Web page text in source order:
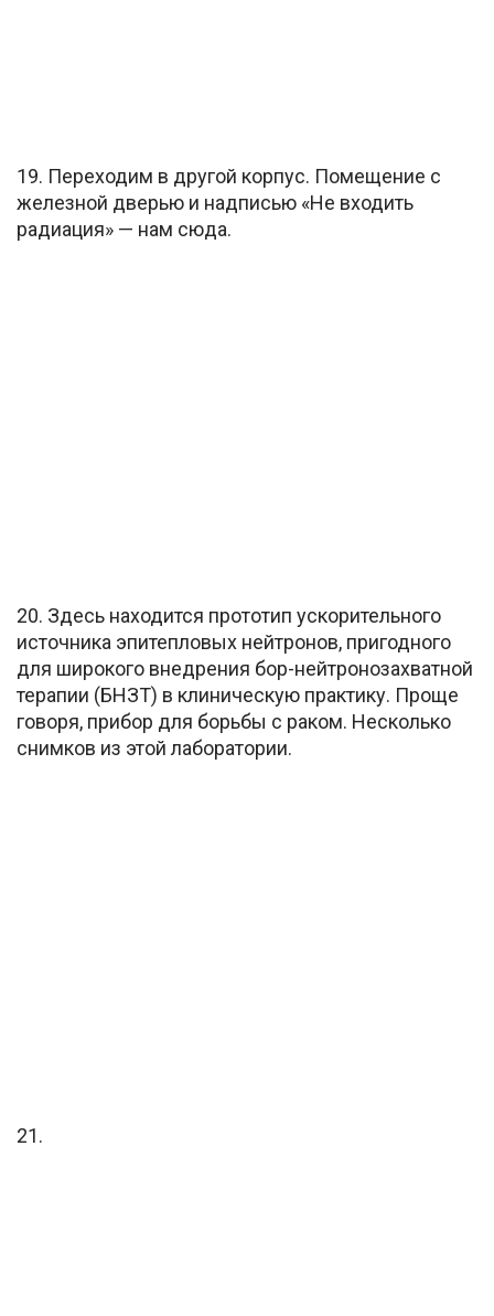
19. Переходим в другой корпус. Помещение с
железной дверью и надписью «Не входить
радиация» — нам сюда.
20. Здесь находится прототип ускорительного
источника эпитепловых нейтронов, пригодного
для широкого внедрения бор-нейтронозахватной
терапии (БНЗТ) в клиническую практику. Проще
говоря, прибор для борьбы с раком. Несколько
снимков из этой лаборатории.
21.